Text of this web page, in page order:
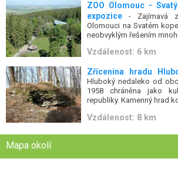
ZOO Olomouc -
expozice - Zajímavá
Olomouci na Svatém
neobvyklým řešením
Vzdálenost: 6 km
Zřícenina hradu
Hluboký nedaleko od
1958 chráněna jako
republiky. Kamenný hrad
Vzdálenost: 8 km
Mapa okolí